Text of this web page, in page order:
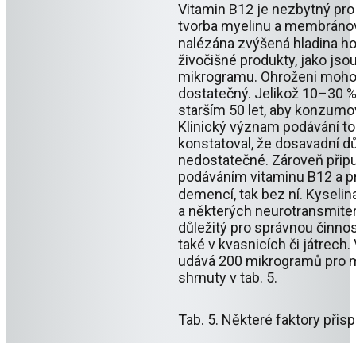
Vitamin B12 je nezbytný
tvorba myelinu a
nalézána zvýšená hladina
živočišné produkty, jako
mikrogramu. Ohroženi
dostatečný. Jelikož 10–30
starším 50 let, aby
Klinický význam podávání
konstatoval, že dosavadní
nedostatečné. Zároveň
podáváním vitaminu B12 a
demencí, tak bez ní.
a některých
důležitý pro správnou
také v kvasnicích či játrech.
udává 200 mikrogramů pro
shrnuty v tab. 5.
Tab. 5. Některé faktory